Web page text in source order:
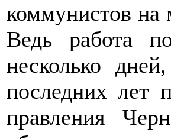
коммунистов
Ведь работа
несколько
последних лет
правления